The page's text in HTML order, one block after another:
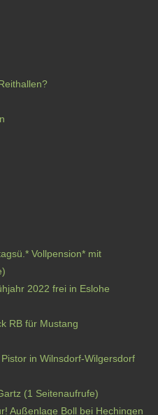
Vollpension* mit
2022 frei in Eslohe
RB für Mustang
in Wilnsdorf-Wilgersdorf
(1 Seitenaufrufe)
Außenlage Boll bei Hechingen